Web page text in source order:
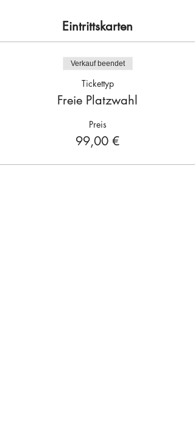
Eintrittskarten
Verkauf beendet
Tickettyp
Freie Platzwahl
Preis
99,00 €